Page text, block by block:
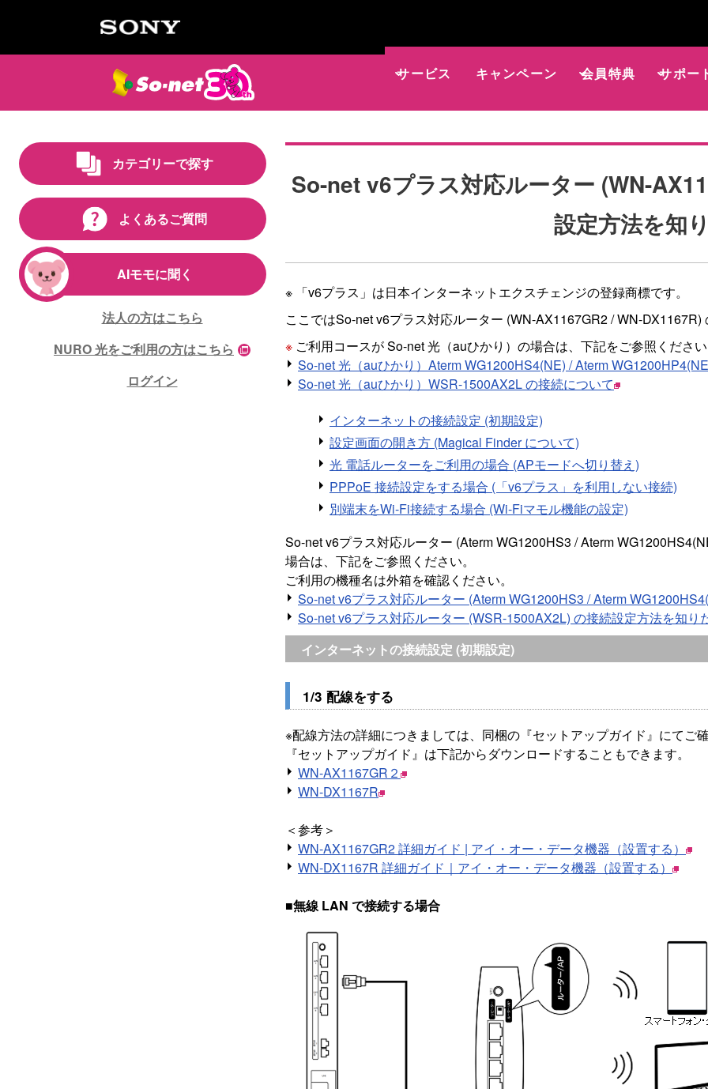
サービス キャンペーン 会員特典 サポー
カテゴリーで探す
よくあるご質問
AIモモに聞く
法人の方はこちら
NURO 光をご利用の方はこちら
ログイン
So-net v6プラス対応ルーター (WN-
設定方法を知
※ 「v6プラス」は日本インターネットエクスチェンジの登録商標です。
ここではSo-net v6プラス対応ルーター (WN-AX1167GR2 / WN-DX1167R)
※ ご利用コースが So-net 光（auひかり）の場合は、下記をご参照ください
So-net 光（auひかり）Aterm WG1200HS4(NE) / Aterm
So-net 光（auひかり）WSR-1500AX2L の接続について
インターネットの接続設定 (初期設定)
設定画面の開き方 (Magical Finder について)
光 電話ルーターをご利用の場合 (APモードへ切り替え)
PPPoE 接続設定をする場合 (「v6プラス」を利用しない接続)
別端末をWi-Fi接続する場合 (Wi-Fiマモル機能の設定)
So-net v6プラス対応ルーター (Aterm WG1200HS3 / Aterm
場合は、下記をご参照ください。
ご利用の機種名は外箱を確認ください。
So-net v6プラス対応ルーター (Aterm WG1200HS3 / Aterm
So-net v6プラス対応ルーター (WSR-1500AX2L) の接続設定方法を知り
インターネットの接続設定 (初期設定)
1/3 配線をする
※配線方法の詳細につきましては、同梱の『セットアップガイド』にてご確
『セットアップガイド』は下記からダウンロードすることもできます。
WN-AX1167GR２
WN-DX1167R
＜参考＞
WN-AX1167GR2 詳細ガイド | アイ・オー・データ機器（設置する）
WN-DX1167R 詳細ガイド｜アイ・オー・データ機器（設置する）
■無線 LAN で接続する場合